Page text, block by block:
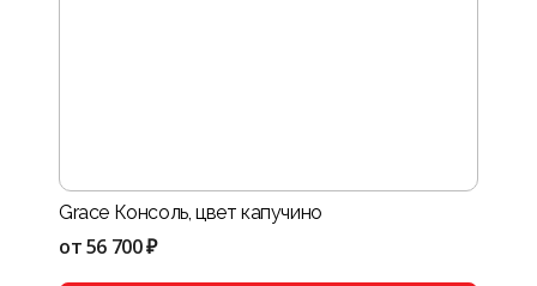
Grace Консоль, цвет капучино
от56 700 ₽